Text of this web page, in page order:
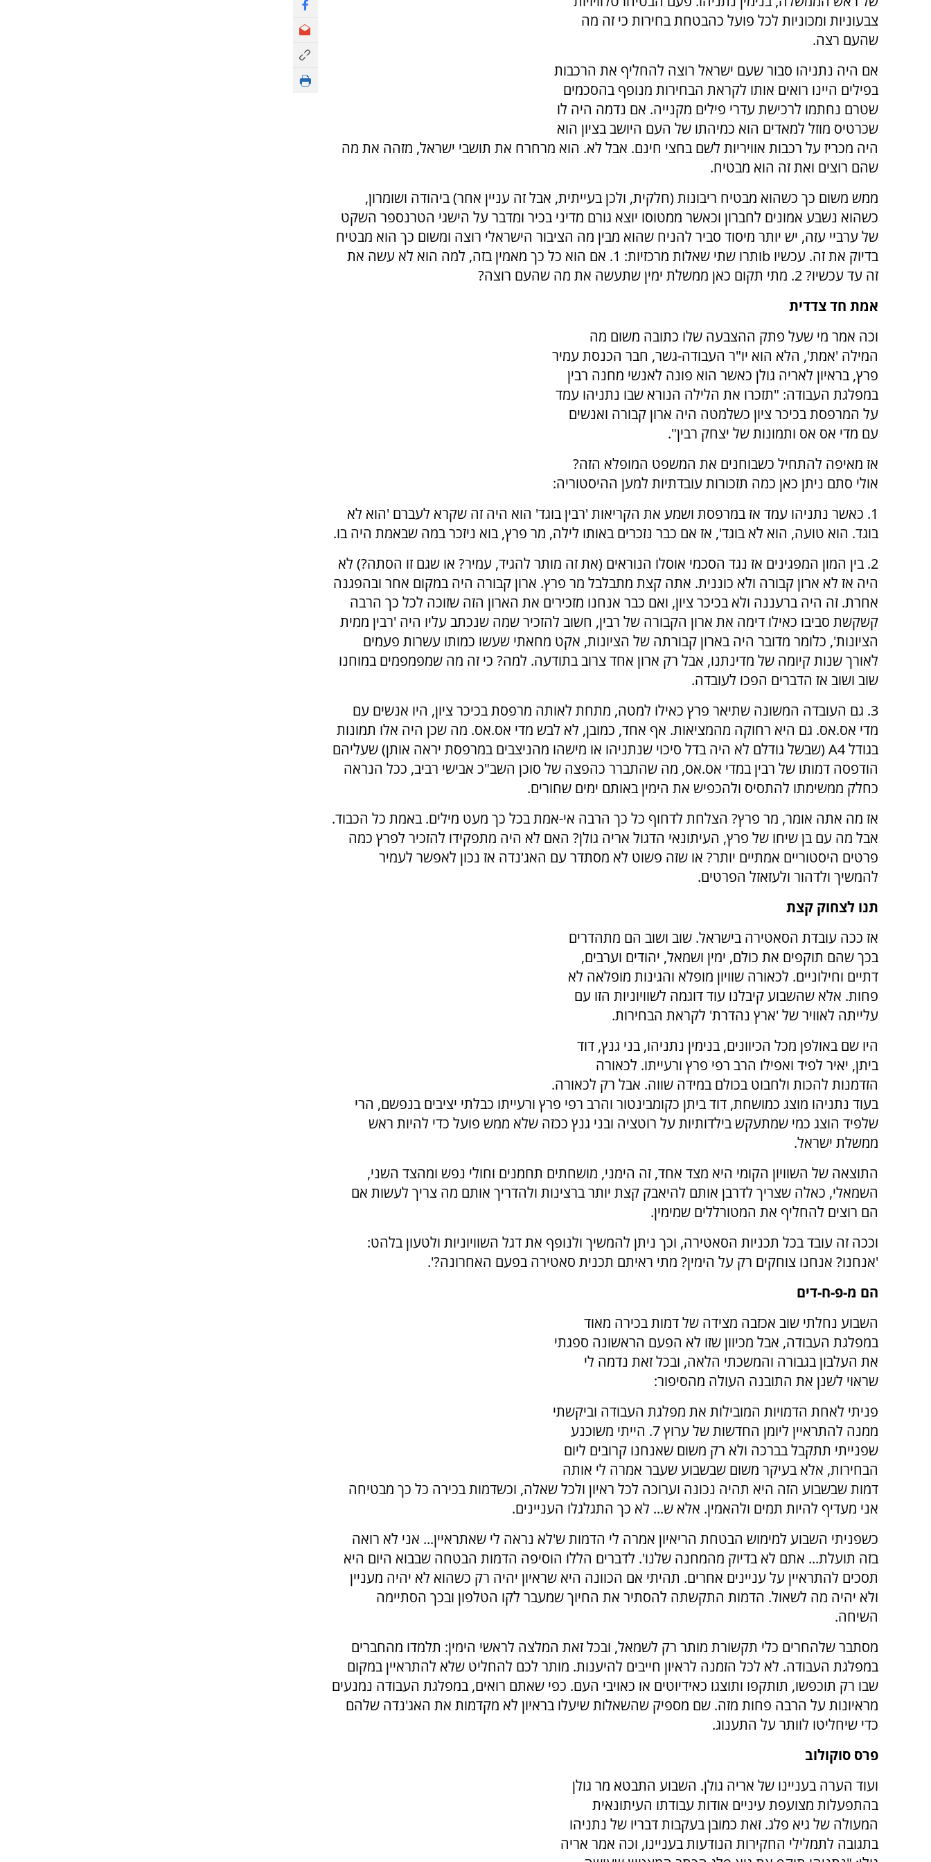
צבעוניות ומכוניות לכל פועל כהבטחת בחירות כי זה מה
שהעם רצה.
אם היה נתניהו סבור שעם ישראל רוצה להחליף את הרכבות
בפילים היינו רואים אותו לקראת הבחירות מנופף בהסכמים
שטרם נחתמו לרכישת עדרי פילים מקנייה. אם נדמה היה לו
שכרטיס מוזל למאדים הוא כמיהתו של העם היושב בציון הוא
היה מכריז על רכבות אוויריות לשם בחצי חינם. אבל לא. הוא מרחרח את תושבי ישראל, מזהה את מה
שהם רוצים ואת זה הוא מבטיח.
ממש משום כך כשהוא מבטיח ריבונות (חלקית, ולכן בעייתית, אבל זה עניין אחר) ביהודה ושומרון,
כשהוא נשבע אמונים לחברון וכאשר ממטוסו יוצא גורם מדיני בכיר ומדבר על הישגי הטרנספר השקט
של ערביי עזה, יש יותר מיסוד סביר להניח שהוא מבין מה הציבור הישראלי רוצה ומשום כך הוא מבטיח
בדיוק את זה. עכשיו bותרו שתי שאלות מרכזיות: 1. אם הוא כל כך מאמין בזה, למה הוא לא עשה את
זה עד עכשיו? 2. מתי תקום כאן ממשלת ימין שתעשה את מה שהעם רוצה?
אמת חד צדדית
וכה אמר מי שעל פתק ההצבעה שלו כתובה משום מה
המילה 'אמת', הלא הוא יו"ר העבודה-גשר, חבר הכנסת עמיר
פרץ, בראיון לאריה גולן כאשר הוא פונה לאנשי מחנה רבין
במפלגת העבודה: "תזכרו את הלילה הנורא שבו נתניהו עמד
על המרפסת בכיכר ציון כשלמטה היה ארון קבורה ואנשים
עם מדי אס אס ותמונות של יצחק רבין".
אז מאיפה להתחיל כשבוחנים את המשפט המופלא הזה?
אולי סתם ניתן כאן כמה תזכורות עובדתיות למען ההיסטוריה:
1. כאשר נתניהו עמד אז במרפסת ושמע את הקריאות 'רבין בוגד' הוא היה זה שקרא לעברם 'הוא לא
בוגד. הוא טועה, הוא לא בוגד', אז אם כבר נזכרים באותו לילה, מר פרץ, בוא ניזכר במה שבאמת היה בו.
2. בין המון המפגינים אז נגד הסכמי אוסלו הנוראים (את זה מותר להגיד, עמיר? או שגם זו הסתה?) לא
היה אז לא ארון קבורה ולא כוננית. אתה קצת מתבלבל מר פרץ. ארון קבורה היה במקום אחר ובהפגנה
אחרת. זה היה ברעננה ולא בכיכר ציון, ואם כבר אנחנו מזכירים את הארון הזה שזוכה לכל כך הרבה
קשקשת סביבו כאילו דימה את ארון הקבורה של רבין, חשוב להזכיר שמה שנכתב עליו היה 'רבין ממית
הציונות', כלומר מדובר היה בארון קבורתה של הציונות, אקט מחאתי שעשו כמותו עשרות פעמים
לאורך שנות קיומה של מדינתנו, אבל רק ארון אחד צרוב בתודעה. למה? כי זה מה שמפמפמים במוחנו
שוב ושוב אז הדברים הפכו לעובדה.
3. גם העובדה המשונה שתיאר פרץ כאילו למטה, מתחת לאותה מרפסת בכיכר ציון, היו אנשים עם
מדי אס.אס. גם היא רחוקה מהמציאות. אף אחד, כמובן, לא לבש מדי אס.אס. מה שכן היה אלו תמונות
בגודלA4 (שבשל גודלם לא היה בדל סיכוי שנתניהו או מישהו מהניצבים במרפסת יראה אותן) שעליהם
הודפסה דמותו של רבין במדי אס.אס, מה שהתברר כהפצה של סוכן השב"כ אבישי רביב, ככל הנראה
כחלק ממשימתו להתסיס ולהכפיש את הימין באותם ימים שחורים.
אז מה אתה אומר, מר פרץ? הצלחת לדחוף כל כך הרבה אי-אמת בכל כך מעט מילים. באמת כל הכבוד.
אבל מה עם בן שיחו של פרץ, העיתונאי הדגול אריה גולן? האם לא היה מתפקידו להזכיר לפרץ כמה
פרטים היסטוריים אמתיים יותר? או שזה פשוט לא מסתדר עם האג'נדה אז נכון לאפשר לעמיר
להמשיך ולדהור ולעזאזל הפרטים.
תנו לצחוק קצת
אז ככה עובדת הסאטירה בישראל. שוב ושוב הם מתהדרים
בכך שהם תוקפים את כולם, ימין ושמאל, יהודים וערבים,
דתיים וחילוניים. לכאורה שוויון מופלא והגינות מופלאה לא
פחות. אלא שהשבוע קיבלנו עוד דוגמה לשוויוניות הזו עם
עלייתה לאוויר של 'ארץ נהדרת' לקראת הבחירות.
היו שם באולפן מכל הכיוונים, בנימין נתניהו, בני גנץ, דוד
ביתן, יאיר לפיד ואפילו הרב רפי פרץ ורעייתו. לכאורה
הזדמנות להכות ולחבוט בכולם במידה שווה. אבל רק לכאורה.
בעוד נתניהו מוצג כמושחת, דוד ביתן כקומבינטור והרב רפי פרץ ורעייתו כבלתי יציבים בנפשם, הרי
שלפיד הוצג כמי שמתעקש בילדותיות על רוטציה ובני גנץ ככזה שלא ממש פועל כדי להיות ראש
ממשלת ישראל.
התוצאה של השוויון הקומי היא מצד אחד, זה הימני, מושחתים תחמנים וחולי נפש ומהצד השני,
השמאלי, כאלה שצריך לדרבן אותם להיאבק קצת יותר ברצינות ולהדריך אותם מה צריך לעשות אם
הם רוצים להחליף את המטורללים שמימין.
וככה זה עובד בכל תכניות הסאטירה, וכך ניתן להמשיך ולנופף את דגל השוויוניות ולטעון בלהט:
'אנחנו? אנחנו צוחקים רק על הימין? מתי ראיתם תכנית סאטירה בפעם האחרונה?'.
הם מ-פ-ח-דים
השבוע נחלתי שוב אכזבה מצידה של דמות בכירה מאוד
במפלגת העבודה, אבל מכיוון שזו לא הפעם הראשונה ספגתי
את העלבון בגבורה והמשכתי הלאה, ובכל זאת נדמה לי
שראוי לשנן את התובנה העולה מהסיפור:
פניתי לאחת הדמויות המובילות את מפלגת העבודה וביקשתי
ממנה להתראיין ליומן החדשות של ערוץ 7. הייתי משוכנע
שפנייתי תתקבל בברכה ולא רק משום שאנחנו קרובים ליום
הבחירות, אלא בעיקר משום שבשבוע שעבר אמרה לי אותה
דמות שבשבוע הזה היא תהיה נכונה וערוכה לכל ראיון ולכל שאלה, וכשדמות בכירה כל כך מבטיחה
אני מעדיף להיות תמים ולהאמין. אלא ש... לא כך התגלגלו העניינים.
כשפניתי השבוע למימוש הבטחת הריאיון אמרה לי הדמות ש'לא נראה לי שאתראיין... אני לא רואה
בזה תועלת... אתם לא בדיוק מהמחנה שלנו'. לדברים הללו הוסיפה הדמות הבטחה שבבוא היום היא
תסכים להתראיין על עניינים אחרים. תהיתי אם הכוונה היא שראיון יהיה רק כשהוא לא יהיה מעניין
ולא יהיה מה לשאול. הדמות התקשתה להסתיר את החיוך שמעבר לקו הטלפון ובכך הסתיימה
השיחה.
מסתבר שלהחרים כלי תקשורת מותר רק לשמאל, ובכל זאת המלצה לראשי הימין: תלמדו מהחברים
במפלגת העבודה. לא לכל הזמנה לראיון חייבים להיענות. מותר לכם להחליט שלא להתראיין במקום
שבו רק תוכפשו, תותקפו ותוצגו כאידיוטים או כאויבי העם. כפי שאתם רואים, במפלגת העבודה נמנעים
מראיונות על הרבה פחות מזה. שם מספיק שהשאלות שיעלו בראיון לא מקדמות את האג'נדה שלהם
כדי שיחליטו לוותר על התענוג.
פרס סוקולוב
ועוד הערה בעניינו של אריה גולן. השבוע התבטא מר גולן
בהתפעלות מצועפת עיניים אודות עבודתו העיתונאית
המעולה של גיא פלג. זאת כמובן בעקבות דבריו של נתניהו
בתגובה לתמלילי החקירות הנודעות בעניינו, וכה אמר אריה